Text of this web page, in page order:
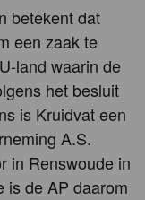
betekent dat
een zaak te
land waarin de
het besluit
is Kruidvat een
A.S.
in Renswoude in
is de AP daarom